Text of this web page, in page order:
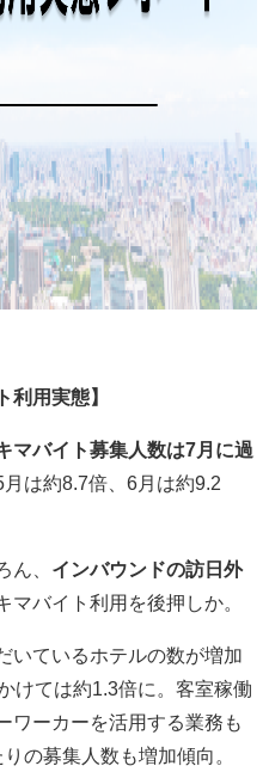
利用実態】
マバイト募集人数は7月に過
は約8.7倍、6月は約9.2
ん、 インバウンドの訪日外
マバイト利用を後押しか。
いているホテルの数が増加
けては約1.3倍に。客室稼働
ワーカーを活用する業務も
の募集人数も増加傾向。